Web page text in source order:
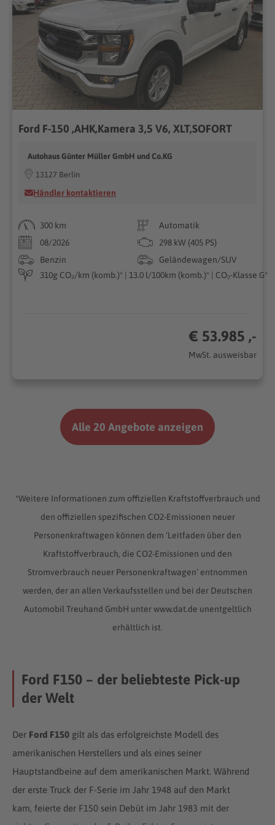
Ford F-150 ,AHK,Kamera 3,5 V6, XLT,SOFORT
Autohaus Günter Müller GmbH und Co.KG
13127 Berlin
Händler kontaktieren
300 km
Automatik
08/2026
298 kW (405 PS)
Benzin
Geländewagen/SUV
310g CO₂/km (komb.)* | 13.0 l/100km (komb.)* | CO₂-Klasse G*
€ 53.985 ,-
MwSt. ausweisbar
Alle 20 Angebote anzeigen
*Weitere Informationen zum offiziellen Kraftstoffverbrauch und
den offiziellen spezifischen CO2-Emissionen neuer
Personenkraftwagen können dem ‘Leitfaden über den
Kraftstoffverbrauch, die CO2-Emissionen und den
Stromverbrauch neuer Personenkraftwagen’ entnommen
werden, der an allen Verkaufsstellen und bei der Deutschen
Automobil Treuhand GmbH unter www.dat.de unentgeltlich
erhältlich ist.
Ford F150 – der beliebteste Pick-up
der Welt
Der Ford F150 gilt als das erfolgreichste Modell des
amerikanischen Herstellers und als eines seiner
Hauptstandbeine auf dem amerikanischen Markt. Während
der erste Truck der F-Serie im Jahr 1948 auf den Markt
kam, feierte der F150 sein Debüt im Jahr 1983 mit der